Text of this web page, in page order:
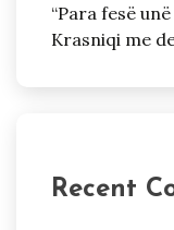
“Para fesë
Krasniqi me
Recent